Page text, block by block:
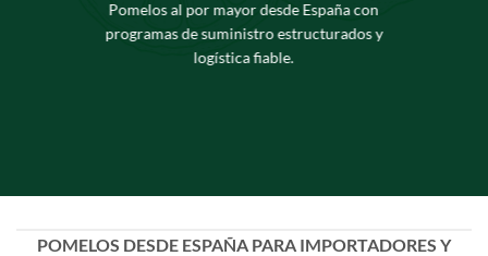
Pomelos al por mayor desde España con
programas de suministro estructurados y
logística fiable.
POMELOS DESDE ESPAÑA PARA IMPORTADORES Y